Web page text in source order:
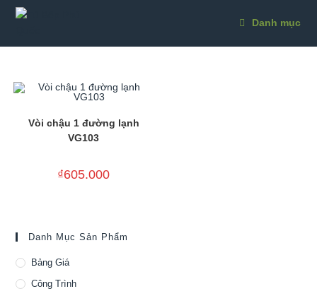
Skip
Danh mục
Vòi chậu 1 đường lạnh
VG103
₫605.000
Danh Mục Sản Phẩm
Bảng Giá
Công Trình